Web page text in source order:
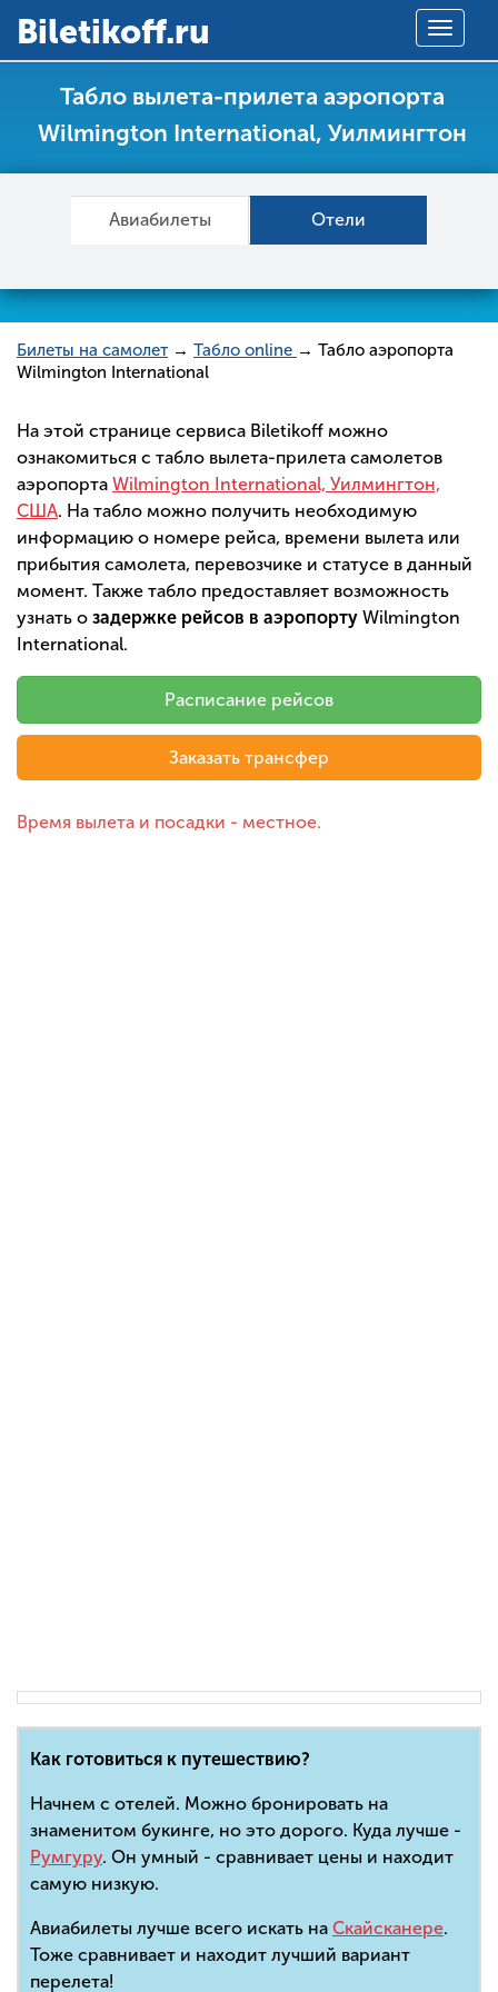
Toggle
Вiletikoff.ru
Табло вылета-прилета аэропорта
Wilmington International, Уилмингтон
Авиабилеты Отели
Билеты на самолет → Табло online → Табло аэропорта
Wilmington International
На этой странице сервиса Biletikoff можно
ознакомиться с табло вылета-прилета самолетов
аэропорта Wilmington International, Уилмингтон,
США. На табло можно получить необходимую
информацию о номере рейса, времени вылета или
прибытия самолета, перевозчике и статусе в данный
момент. Также табло предоставляет возможность
узнать о задержке рейсов в аэропорту Wilmington
International.
Расписание рейсов
Заказать трансфер
Время вылета и посадки - местное.
Как готовиться к путешествию?
Начнем с отелей. Можно бронировать на
знаменитом букинге, но это дорого. Куда лучше -
Румгуру. Он умный - сравнивает цены и находит
самую низкую.
Авиабилеты лучше всего искать на Скайсканере.
Тоже сравнивает и находит лучший вариант
перелета!